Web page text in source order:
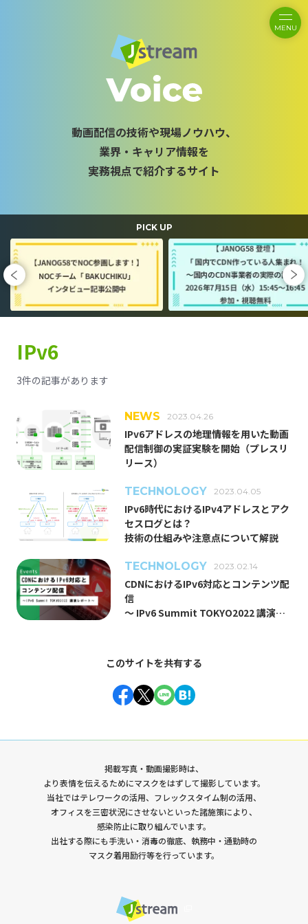
動画配信の技術や現場ノウハウ、
業界・キャリア情報を
実務視点で紹介するサイト
PICK UP
MENU
TOP
PEOPLE
NEWS/EVENTS
ABOUT US
事業紹介
エンジニア組織が目指すもの
# J-Stream CDNext # J-Stream Cloud
インフラエンジニア # オンプレミス
IPv6
3件の記事があります
NEWS 2023.04.26
IPv6アドレスの地理情報を用いた動画
配信制御の実証実験を開始（プレスリ
リース）
TECHNOLOGY 2023.04.05
IPv6時代におけるIPv4アドレスとアク
セスログとは？
技術の仕組みや注意点について解説
TECHNOLOGY 2023.02.14
CDNにおけるIPv6対応とコンテンツ配
信
〜 IPv6 Summit TOKYO2022 講演レ
このサイトを共有する
掲載写真・動画撮影時は、
より表情を伝えるためにマスクをはずして撮影しています。
当社ではテレワークの活用、フレックスタイム制の活用、
オフィスを三密状況にさせないといった諸施策により、
感染防止に取り組んでいます。
出社する際にも手洗い・消毒の徹底、執務中・通勤時の
マスク着用励行等を行っています。